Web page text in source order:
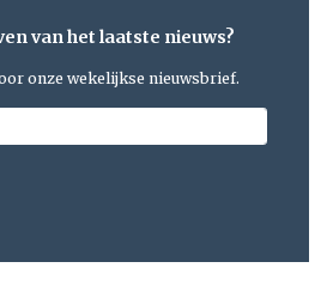
van het laatste nieuws?
onze wekelijkse nieuwsbrief.